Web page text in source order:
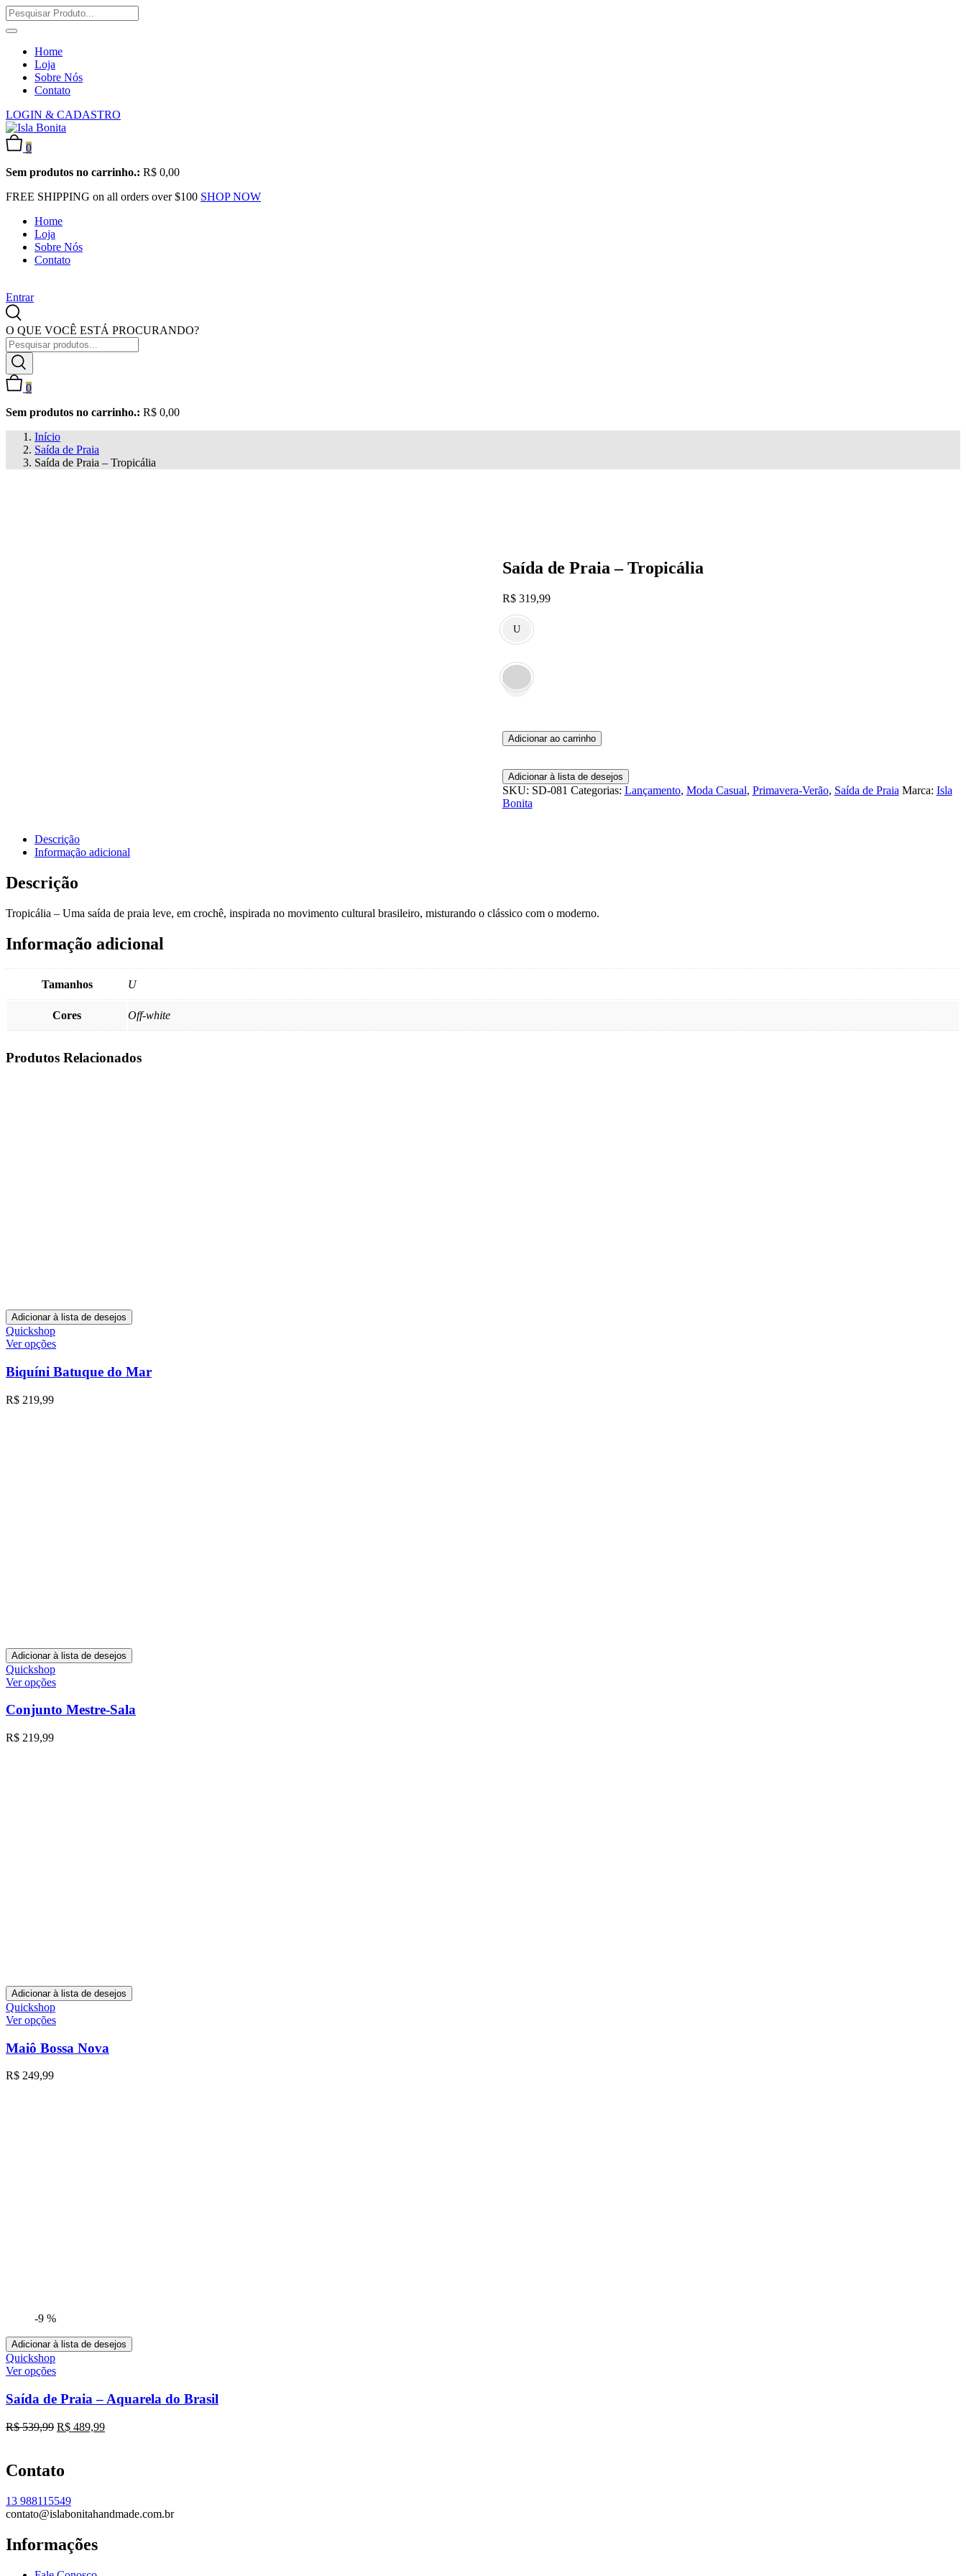
Home
Loja
Sobre Nós
Contato
LOGIN & CADASTRO
0
Sem produtos no carrinho.: R$ 0,00
FREE SHIPPING on all orders over $100 SHOP NOW
Home
Loja
Sobre Nós
Contato
Entrar
O QUE VOCÊ ESTÁ PROCURANDO?
0
Sem produtos no carrinho.: R$ 0,00
Início
Saída de Praia
Saída de Praia – Tropicália
Saída de Praia – Tropicália
R$319,99
U
Saída
de
-
Tropicália
quantidade
Adicionar ao carrinho
Adicionar à lista de desejos
SKU: SD-081 Categorias: Lançamento, Moda Casual, Primavera-Verão, Saída de Praia Marca: Isla
Bonita
Descrição
Informação adicional
Descrição
Tropicália – Uma saída de praia leve, em crochê, inspirada no movimento cultural brasileiro, misturando o clássico com o moderno.
Informação adicional
Tamanhos U
Cores Off-white
Produtos Relacionados
Adicionar à lista de desejos
Quickshop
Ver opções
Biquíni Batuque do Mar
R$ 219,99
Adicionar à lista de desejos
Quickshop
Ver opções
Conjunto Mestre-Sala
R$ 219,99
Adicionar à lista de desejos
Quickshop
Ver opções
Maiô Bossa Nova
R$ 249,99
-9 %
Adicionar à lista de desejos
Quickshop
Ver opções
Saída de Praia – Aquarela do Brasil
R$539,99 O
R$ 539,99.
R$ 489,99O
Contato
13 988115549
contato@islabonitahandmade.com.br
Informações